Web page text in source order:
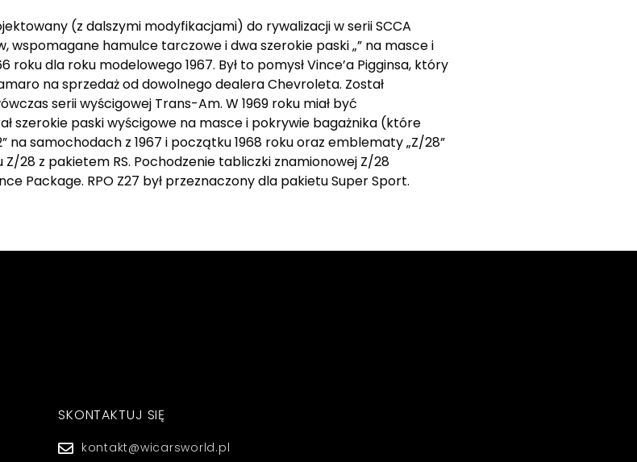
(z dalszymi modyfikacjami) do rywalizacji w serii SCCA
wspomagane hamulce tarczowe i dwa szerokie paski „” na masce i
dla roku modelowego 1967. Był to pomysł Vince’a Pigginsa, który
na sprzedaż od dowolnego dealera Chevroleta. Został
serii wyścigowej Trans-Am. W 1969 roku miał być
szerokie paski wyścigowe na masce i pokrywie bagażnika (które
samochodach z 1967 i początku 1968 roku oraz emblematy „Z/28”
Z/28 z pakietem RS. Pochodzenie tabliczki znamionowej Z/28
Package. RPO Z27 był przeznaczony dla pakietu Super Sport.
SKONTAKTUJ SIĘ
kontakt@wicarsworld.pl